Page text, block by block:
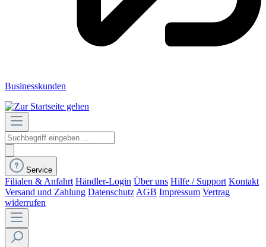
Businesskunden
Service
Filialen & Anfahrt Händler-Login Über uns Hilfe / Support Kontakt
Versand und Zahlung Datenschutz AGB Impressum Vertrag
widerrufen